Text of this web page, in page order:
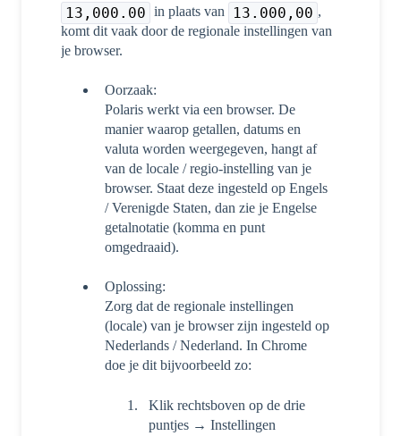
13,000.00 in plaats van 13.000,00 ,
komt dit vaak door de regionale instellingen van
je browser.
Oorzaak:
Polaris werkt via een browser. De
manier waarop getallen, datums en
valuta worden weergegeven, hangt af
van de locale / regio-instelling van je
browser. Staat deze ingesteld op Engels
/ Verenigde Staten, dan zie je Engelse
getalnotatie (komma en punt
omgedraaid).
Oplossing:
Zorg dat de regionale instellingen
(locale) van je browser zijn ingesteld op
Nederlands / Nederland. In Chrome
doe je dit bijvoorbeeld zo:
Klik rechtsboven op de drie
puntjes → Instellingen